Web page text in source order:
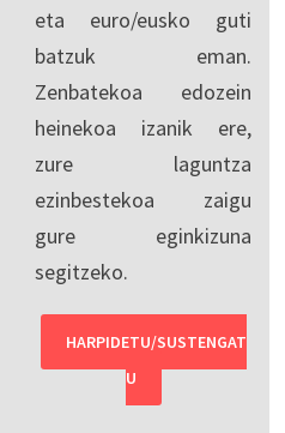
eta euro/eusko guti
batzuk eman.
Zenbatekoa edozein
heinekoa izanik ere,
zure laguntza
ezinbestekoa zaigu
gure eginkizuna
segitzeko.
HARPIDETU/SUSTENGAT
U